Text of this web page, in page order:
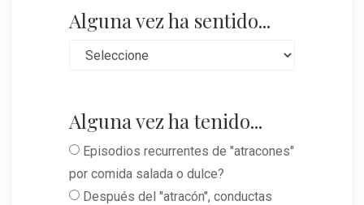
Alguna vez ha sentido...
Alguna vez ha tenido...
Episodios recurrentes de "atracones"
por comida salada o dulce?
Después del "atracón", conductas